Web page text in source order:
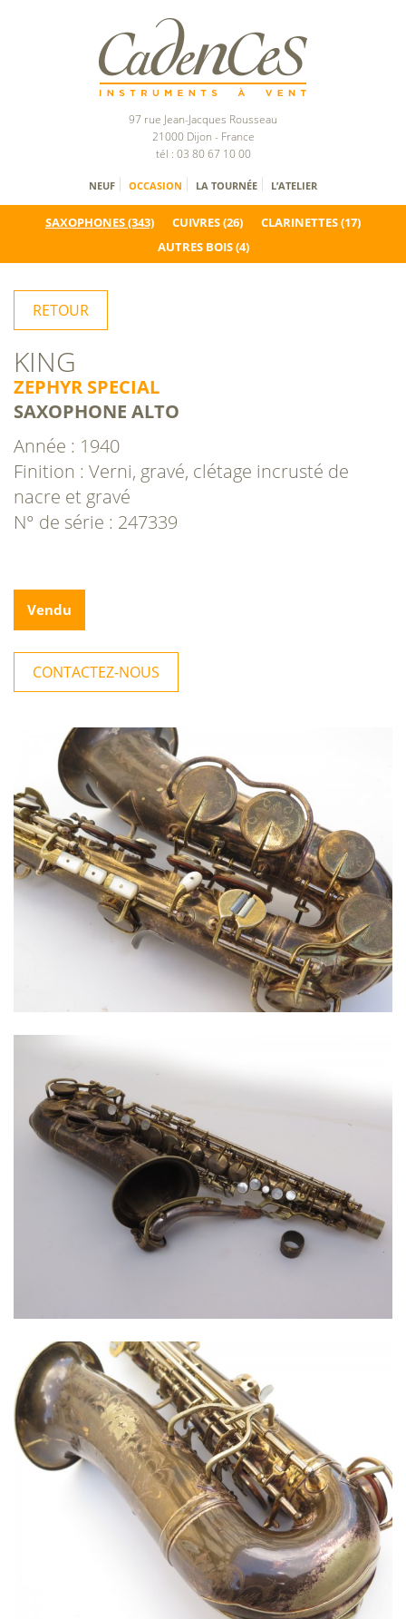
97 rue Jean-Jacques Rousseau
21000 Dijon - France
tél : 03 80 67 10 00
NEUF OCCASION LA TOURNÉE L’ATELIER
SAXOPHONES(343) CUIVRES(26) CLARINETTES(17)
AUTRES BOIS(4)
RETOUR
KING
ZEPHYR SPECIAL
SAXOPHONE ALTO
Année : 1940
Finition : Verni, gravé, clétage incrusté de
nacre et gravé
N° de série : 247339
Vendu
CONTACTEZ-NOUS